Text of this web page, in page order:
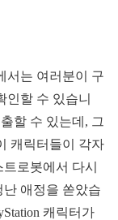
서는 여러분이 구
인할 수 있습니
할 수 있는데, 그
캐릭터들이 각자
로봇에서 다시
애정을 쏟았습
캐릭터가